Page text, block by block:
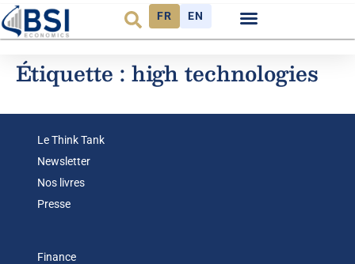
FR EN
Étiquette : high technologies
Le Think Tank
Newsletter
Nos livres
Presse
Finance